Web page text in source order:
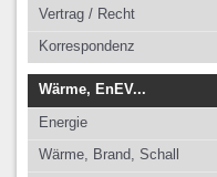
Vertrag / Recht
Korrespondenz
Wärme, EnEV...
Energie
Wärme, Brand, Schall